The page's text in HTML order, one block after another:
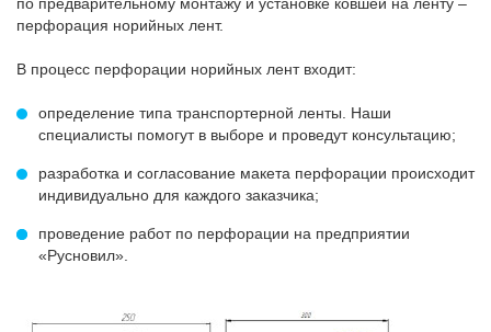
перфорация норийных лент.
В процесс перфорации норийных лент входит:
определение типа транспортерной ленты. Наши
специалисты помогут в выборе и проведут консультацию;
разработка и согласование макета перфорации происходит
индивидуально для каждого заказчика;
проведение работ по перфорации на предприятии
«Русновил».